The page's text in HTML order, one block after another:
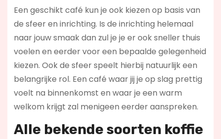
Een geschikt café kun je ook kiezen op basis van
de sfeer en inrichting. Is de inrichting helemaal
naar jouw smaak dan zul je je er ook sneller thuis
voelen en eerder voor een bepaalde gelegenheid
kiezen. Ook de sfeer speelt hierbij natuurlijk een
belangrijke rol. Een café waar jij je op slag prettig
voelt na binnenkomst en waar je een warm
welkom krijgt zal menigeen eerder aanspreken.
Alle bekende soorten koffie